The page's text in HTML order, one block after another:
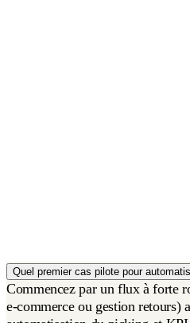
Quel premier cas pilote pour
Commencez par un flux à forte
e‑commerce ou gestion